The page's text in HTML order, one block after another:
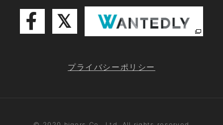
プライバシーポリシー